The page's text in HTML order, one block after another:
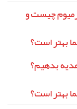
چیست و
بهتر است؟
بدهیم؟
بهتر است؟